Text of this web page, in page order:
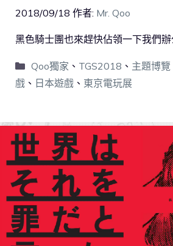
2018/09/18 作者: Mr. Qoo
黑色騎士團也來趕快佔領一下我們辦
Qoo獨家 、 TGS2018 、 主題博覽
戲 、 日本遊戲 、 東京電玩展